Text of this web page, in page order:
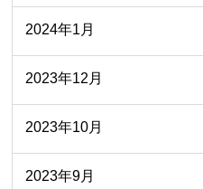
2024年1月
2023年12月
2023年10月
2023年9月